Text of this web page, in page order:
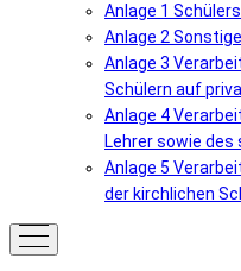
Anlage 1
Anlage 2
Anlage 3
Schülern auf
Anlage 4
Lehrer sowie
Anlage 5
der kirchlichen